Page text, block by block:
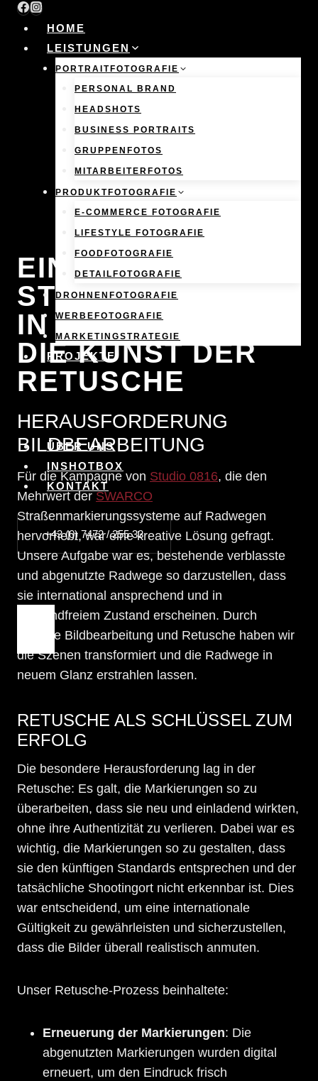
Skip
content
HOME
LEISTUNGEN
PORTRAITFOTOGRAFIE
PERSONAL BRAND
HEADSHOTS
BUSINESS PORTRAITS
GRUPPENFOTOS
MITARBEITERFOTOS
PRODUKTFOTOGRAFIE
E-COMMERCE FOTOGRAFIE
LIFESTYLE FOTOGRAFIE
FOODFOTOGRAFIE
DETAILFOTOGRAFIE
DROHNENFOTOGRAFIE
WERBEFOTOGRAFIE
MARKETINGSTRATEGIE
PROJEKTE
ÜBER UNS
INSHOTBOX
KONTAKT
+43 (0) 7472 / 255 33
EIN
STRASSENNETZ I
N BESTFORM: D
IE KUNST DER R
ETUSCHE
HERAUSFORDERUNG
BILDBEARBEITUNG
Für die Kampagne von Studio 0816, die den
Mehrwert der SWARCO
Straßenmarkierungssysteme auf Radwegen
hervorhebt, war eine kreative Lösung gefragt.
Unsere Aufgabe war es, bestehende verblasste
und abgenutzte Radwege so darzustellen, dass
sie international ansprechend und in
einwandfreiem Zustand erscheinen. Durch
gezielte Bildbearbeitung und Retusche haben wir
die Szenen transformiert und die Radwege in
neuem Glanz erstrahlen lassen.
RETUSCHE ALS SCHLÜSSEL ZUM
ERFOLG
Die besondere Herausforderung lag in der
Retusche: Es galt, die Markierungen so zu
überarbeiten, dass sie neu und einladend wirkten,
ohne ihre Authentizität zu verlieren. Dabei war es
wichtig, die Markierungen so zu gestalten, dass
sie den künftigen Standards entsprechen und der
tatsächliche Shootingort nicht erkennbar ist. Dies
war entscheidend, um eine internationale
Gültigkeit zu gewährleisten und sicherzustellen,
dass die Bilder überall realistisch anmuten.
Unser Retusche-Prozess beinhaltete:
Erneuerung der Markierungen: Die
abgenutzten Markierungen wurden digital
erneuert, um den Eindruck frisch